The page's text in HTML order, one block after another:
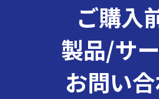
ご購入
製品/サ
お問い